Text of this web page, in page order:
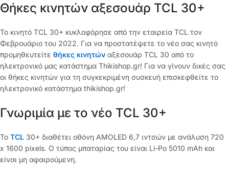
Θήκες κινητών αξεσουάρ TCL 30+
Το κινητό TCL 30+ κυκλοφόρησε από την εταιρεία TCL τον
Φεβρουάριο του 2022. Για να προστατέψετε το νέο σας κινητό
προμηθευτείτε θήκες κινητών αξεσουάρ TCL 30 από το
ηλεκτρονικό μας κατάστημα Thikishop.gr! Για να γίνουν δικές σας
οι θήκες κινητών για τη συγκεκριμένη συσκευή επισκεφθείτε το
ηλεκτρονικό κατάστημα thikishop.gr!
Γνωριμία με το νέο TCL 30+
Το TCL 30+ διαθέτει οθόνη AMOLED 6,7 ιντσών με ανάλυση 720
x 1600 pixels. Ο τύπος μπαταρίας του είναι Li-Po 5010 mAh και
είναι μη αφαιρούμενη.